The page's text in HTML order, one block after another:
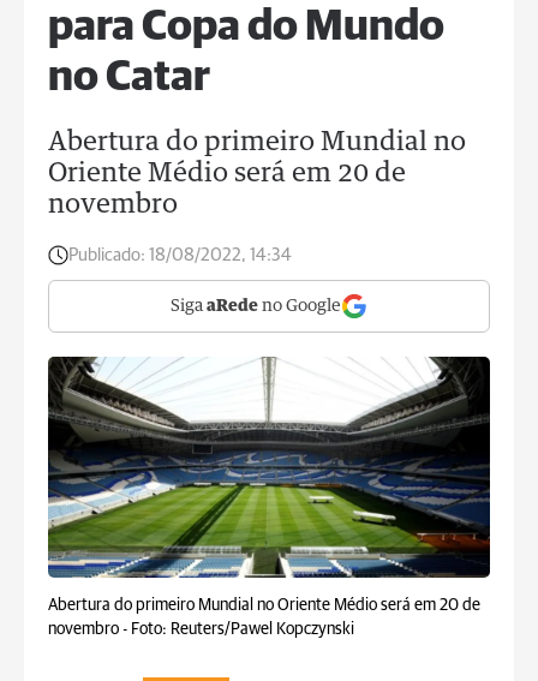
para Copa do Mundo
no Catar
Abertura do primeiro Mundial no
Oriente Médio será em 20 de
novembro
Publicado: 18/08/2022, 14:34
Siga aRede no Google
Abertura do primeiro Mundial no Oriente Médio será em 20 de
novembro - Foto: Reuters/Pawel Kopczynski